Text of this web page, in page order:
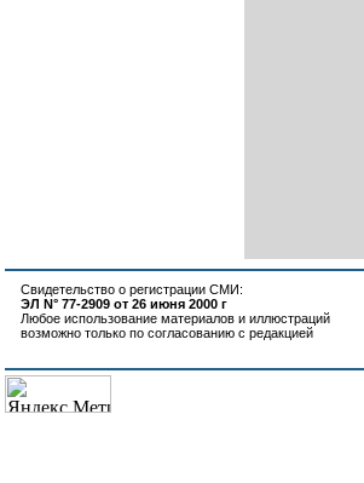
Свидетельство о регистрации СМИ:
ЭЛ N° 77-2909 от 26 июня 2000 г
Любое использование материалов и иллюстраций
возможно только по согласованию с редакцией